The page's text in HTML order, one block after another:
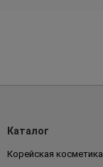
Каталог
Корейская косметика